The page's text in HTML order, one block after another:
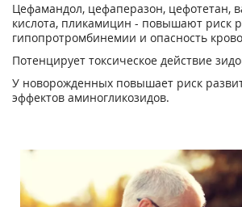
Цефамандол, цефаперазон, цефотетан,
кислота, пликамицин - повышают риск
гипопротромбинемии и опасность
Потен­цирует токсическое действие
У новорожденных повышает риск
эффектов аминогликозидов.